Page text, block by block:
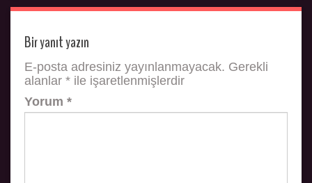
Bir yanıt yazın
E-posta adresiniz yayınlanmayacak. Gerekli
alanlar * ile işaretlenmişlerdir
Yorum *